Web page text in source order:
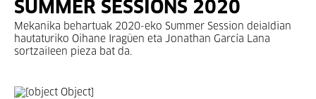
SUMMER SESSIONS 2020
Mekanika behartuak 2020-eko Summer Session deialdian
hautaturiko Oihane Iragüen eta Jonathan García Lana
sortzaileen pieza bat da.